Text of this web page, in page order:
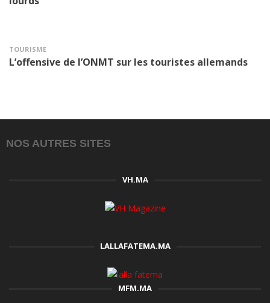
TOURISME
L’offensive de l’ONMT sur les touristes allemands
NOS AUTRES SITES
VH.MA
LALLAFATEMA.MA
MFM.MA